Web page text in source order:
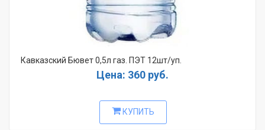
Кавказский Бювет 0,5л газ. ПЭТ 12шт/уп.
Цена: 360 руб.
КУПИТЬ